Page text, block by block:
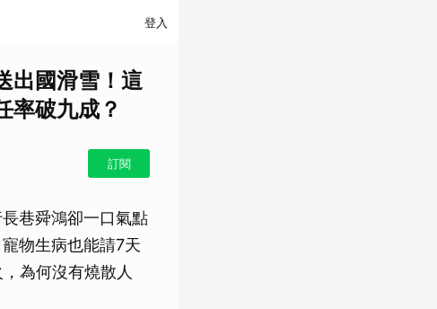
登入
出國滑雪！這
率破九成？
訂閱
巷舜鴻卻一口氣點
物生病也能請7天
為何沒有燒散人